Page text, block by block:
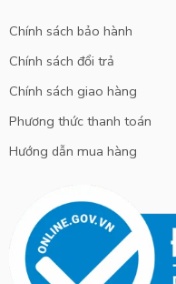
Chính sách bảo hành
Chính sách đổi trả
Chính sách giao hàng
Phương thức thanh toán
Hướng dẫn mua hàng